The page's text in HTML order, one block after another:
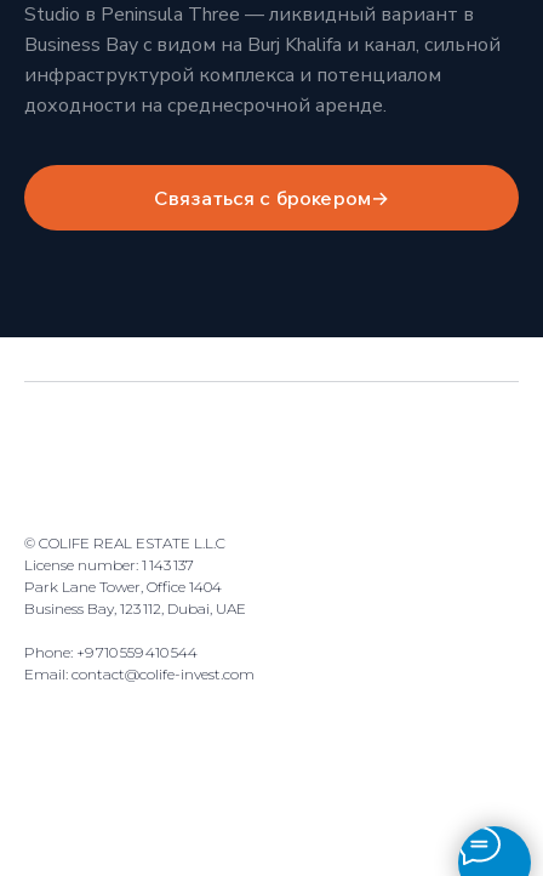
Studio в Peninsula Three — ликвидный вариант в
Business Bay с видом на Burj Khalifa и канал, сильной
инфраструктурой комплекса и потенциалом
доходности на среднесрочной аренде.
Связаться с брокером→
© COLIFE REAL ESTATE L.L.C
License number: 1 143 137
Park Lane Tower, Office 1404
Business Bay, 123 112, Dubai, UAE
Phone: +9 710 559 410 544
Email: contact@colife-invest.com